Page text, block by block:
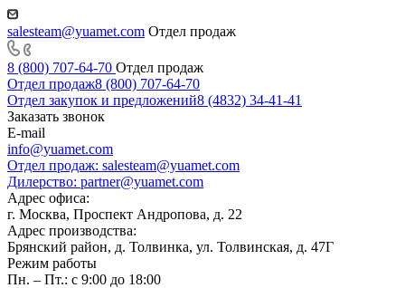
salesteam@yuamet.com Отдел продаж
8 (800) 707-64-70 Отдел продаж
Отдел продаж8 (800) 707-64-70
Отдел закупок и предложений8 (4832) 34-41-41
Заказать звонок
E-mail
info@yuamet.com
Отдел продаж: salesteam@yuamet.com
Дилерство: partner@yuamet.com
Адрес офиса:
г. Москва, Проспект Андропова, д. 22
Адрес производства:
Брянский район, д. Толвинка, ул. Толвинская, д. 47Г
Режим работы
Пн. – Пт.: с 9:00 до 18:00